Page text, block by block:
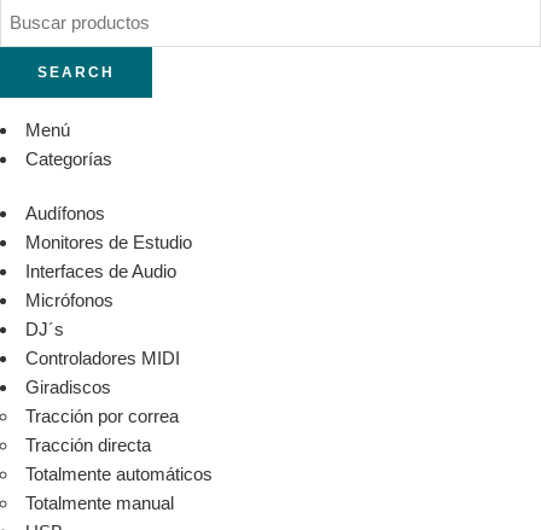
SEARCH
Menú
Categorías
Audífonos
Monitores de Estudio
Interfaces de Audio
Micrófonos
DJ´s
Controladores MIDI
Giradiscos
Tracción por correa
Tracción directa
Totalmente automáticos
Totalmente manual